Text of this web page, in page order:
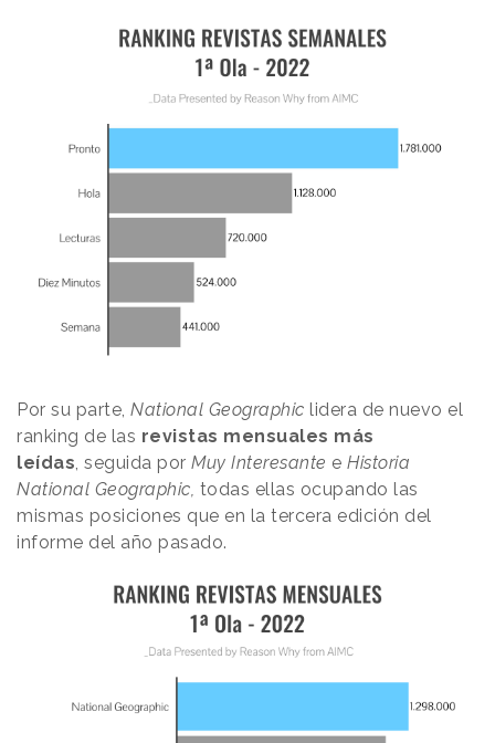
Por su parte, National Geographic lidera de nuevo el
ranking de las revistas mensuales más
leídas, seguida por Muy Interesante e Historia
National Geographic, todas ellas ocupando las
mismas posiciones que en la tercera edición del
informe del año pasado.